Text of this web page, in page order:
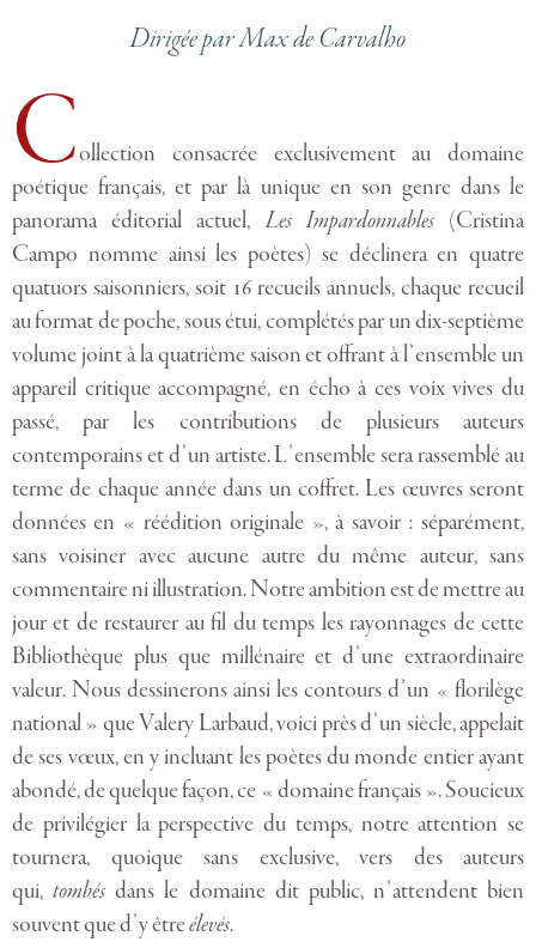
Dirigée par Max de Carvalho
Collection consacrée exclusivement au domaine
poétique français, et par là unique en son genre dans le
panorama éditorial actuel,Les Impardonnables (Cristina
Campo nomme ainsi les poètes) se déclinera en quatre
quatuors saisonniers, soit 16 recueils annuels, chaque recueil
au format de poche, sous étui, complétés par un dix-septième
volume joint à la quatrième saison et offrant à l’ensemble un
appareil critique accompagné, en écho à ces voix vives du
passé, par les contributions de plusieurs auteurs
contemporains et d’un artiste. L’ensemble sera rassemblé au
terme de chaque année dans un coffret. Les œuvres seront
données en « réédition originale », à savoir : séparément,
sans voisiner avec aucune autre du même auteur, sans
commentaire ni illustration. Notre ambition est de mettre au
jour et de restaurer au fil du temps les rayonnages de cette
Bibliothèque plus que millénaire et d’une extraordinaire
valeur. Nous dessinerons ainsi les contours d’un « florilège
national » que Valery Larbaud, voici près d’un siècle, appelait
de ses vœux, en y incluant les poètes du monde entier ayant
abondé, de quelque façon, ce « domaine français ». Soucieux
de privilégier la perspective du temps, notre attention se
tournera, quoique sans exclusive, vers des auteurs
qui,tombés dans le domaine dit public, n’attendent bien
souvent que d’y êtreélevés.